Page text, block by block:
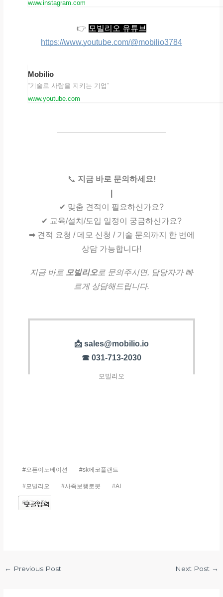
www.instagram.com
👉 모빌리오 유튜브
https://www.youtube.com/@mobilio3784
Mobilio
“기술로 사람을 지키는 기업”
www.youtube.com
📞 지금 바로 문의하세요!
✔ 맞춤 견적이 필요하신가요?
✔ 교육/설치/도입 일정이 궁금하신가요?
➡ 견적 요청 / 데모 신청 / 기술 문의까지 한 번에
상담 가능합니다!
지금 바로 모빌리오로 문의주시면, 담당자가 빠
르게 상담해드립니다.
📩 sales@mobilio.io
☎ 031-713-2030
모빌리오
#오픈이노베이션 #sk에코플랜트
#모빌리오 #사족보행로봇 #AI
태그수정
← Previous Post Next Post →